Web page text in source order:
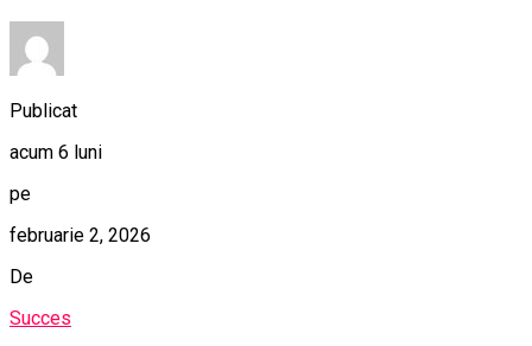
Publicat
acum 6 luni
pe
februarie 2, 2026
De
Succes